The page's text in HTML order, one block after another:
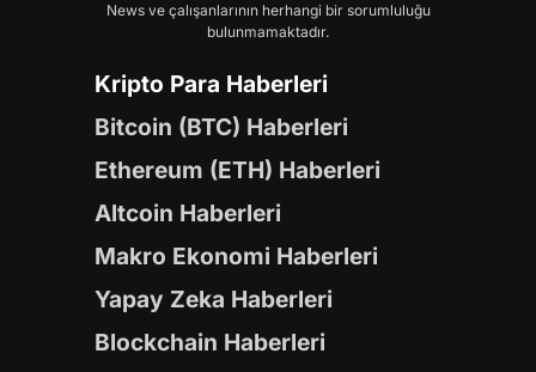
News ve çalışanlarının herhangi bir sorumluluğu
bulunmamaktadır.
Kripto Para Haberleri
Bitcoin (BTC) Haberleri
Ethereum (ETH) Haberleri
Altcoin Haberleri
Makro Ekonomi Haberleri
Yapay Zeka Haberleri
Blockchain Haberleri